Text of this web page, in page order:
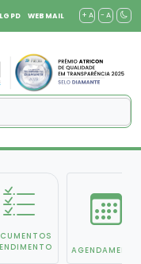
LGPD WEBMAIL + A - A
AGENDAMENTO